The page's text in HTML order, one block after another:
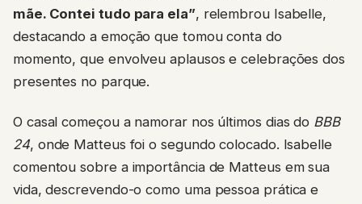
mãe. Contei tudo para ela”, relembrou Isabelle,
destacando a emoção que tomou conta do
momento, que envolveu aplausos e celebrações dos
presentes no parque.
O casal começou a namorar nos últimos dias do BBB
24, onde Matteus foi o segundo colocado. Isabelle
comentou sobre a importância de Matteus em sua
vida, descrevendo-o como uma pessoa prática e